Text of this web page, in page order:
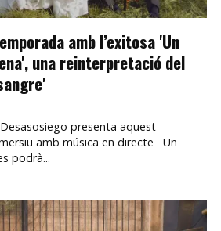
amb l’exitosa 'Un
una reinterpretació del
Desasosiego presenta aquest
amb música en directe Un
podrà...